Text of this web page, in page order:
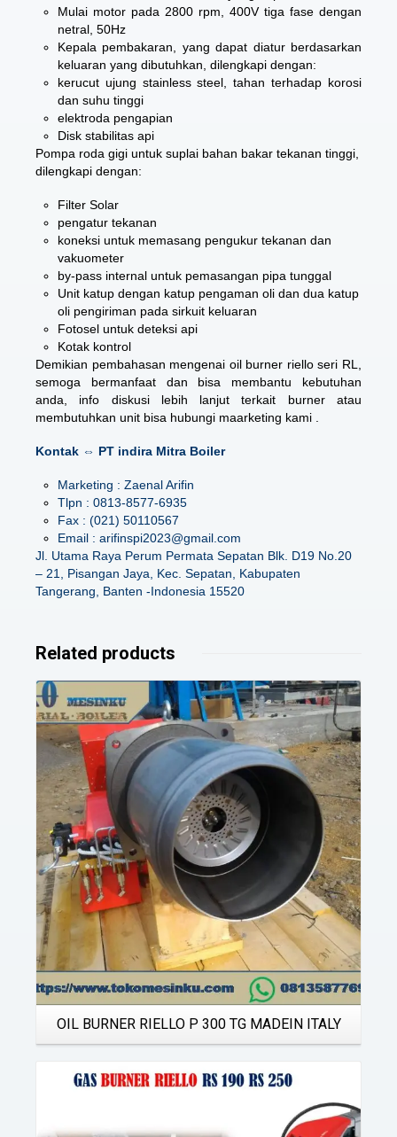
Mulai motor pada 2800 rpm, 400V tiga fase dengan
netral, 50Hz
Kepala pembakaran, yang dapat diatur berdasarkan
keluaran yang dibutuhkan, dilengkapi dengan:
kerucut ujung stainless steel, tahan terhadap korosi
dan suhu tinggi
elektroda pengapian
Disk stabilitas api
Pompa roda gigi untuk suplai bahan bakar tekanan tinggi,
dilengkapi dengan:
Filter Solar
pengatur tekanan
koneksi untuk memasang pengukur tekanan dan
vakuometer
by-pass internal untuk pemasangan pipa tunggal
Unit katup dengan katup pengaman oli dan dua katup
oli pengiriman pada sirkuit keluaran
Fotosel untuk deteksi api
Kotak kontrol
Demikian pembahasan mengenai oil burner riello seri RL
semoga bermanfaat dan bisa membantu kebutuhan
anda, info diskusi lebih lanjut terkait burner atau
membutuhkan unit bisa hubungi maarketing kami .
Kontak ⇔ PT indira Mitra Boiler
Marketing : Zaenal Arifin
Tlpn : 0813-8577-6935
Fax : (021) 50110567
Email : arifinspi2023@gmail.com
Jl. Utama Raya Perum Permata Sepatan Blk. D19 No.20
– 21, Pisangan Jaya, Kec. Sepatan, Kabupaten
Tangerang, Banten -Indonesia 15520
Related products
Details
OIL BURNER RIELLO P 300 TG MADEIN ITALY